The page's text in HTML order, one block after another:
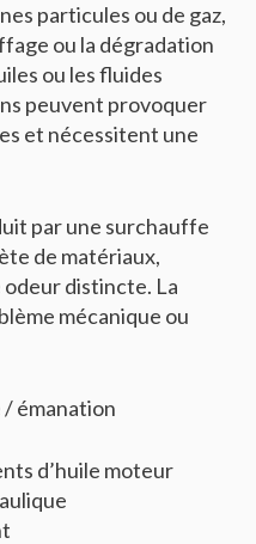
particules ou de gaz,
ou la dégradation
ou les fluides
peuvent provoquer
et nécessitent une
par une surchauffe
de matériaux,
odeur distincte. La
mécanique ou
/ émanation
d’huile moteur